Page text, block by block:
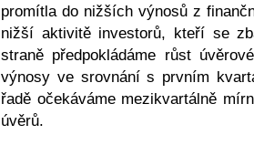
promítla do nižších výnosů z
nižší aktivitě investorů, kteří se
straně předpokládáme růst
výnosy ve srovnání s prvním
řadě očekáváme mezikvartálně
úvěrů.